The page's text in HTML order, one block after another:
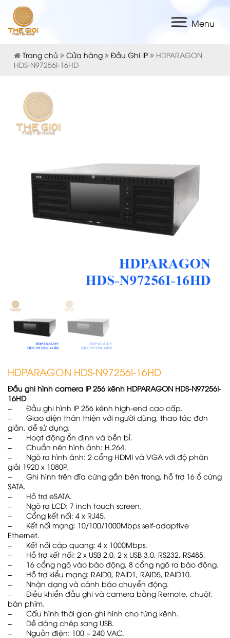
Menu
Trang chủ Cửa hàng Đầu Ghi IP
HDPARAGON
HDS-N97256I-16HD
HDPARAGON HDS-N97256I-16HD
Đầu ghi hình camera IP 256 kênh HDPARAGON HDS-N97256I-
16HD
– Đầu ghi hình IP 256 kênh high-end cao cấp.
– Giao diện thân thiện với người dùng, thao tác đơn
giản, dễ sử dụng.
– Hoạt động ổn định và bền bỉ.
– Chuẩn nén hình ảnh: H.264.
– Ngõ ra hình ảnh: 2 cổng HDMI và VGA với độ phân
giải 1920 x 1080P.
– Ghi hình trên đĩa cứng gắn bên trong, hỗ trợ 16 ổ cứng
SATA.
– Hỗ trợ eSATA.
– Ngõ ra LCD: 7 inch touch screen.
– Cổng kết nối: 4 x RJ45.
– Kết nối mạng: 10/100/1000Mbps self-adaptive
Ethernet.
– Kết nối cáp quang: 4 x 1000Mbps.
– Hỗ trợ kết nối: 2 x USB 2.0, 2 x USB 3.0, RS232, RS485.
– 16 cổng ngõ vào báo động, 8 cổng ngõ ra báo động.
– Hỗ trợ kiểu mạng: RAID0, RAID1, RAID5, RAID10.
– Nhận dạng và cảnh báo chuyển động.
– Điều khiển đầu ghi và camera bằng Remote, chuột,
bàn phím.
– Cấu hình thời gian ghi hình cho từng kênh.
– Dễ dàng chép sang USB.
– Nguồn điện: 100 ~ 240 VAC.